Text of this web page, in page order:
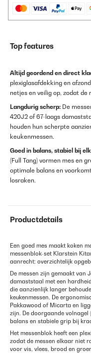
Top features
Altijd geordend en direct
plexiglasafdekking en
netjes en veilig op, zodat
Langdurig scherp: De
420J2 of 67-laags
houden hun scherpte
keukenmessen.
Goed in balans, stabiel bij
(Full Tang) vormen mes en
optimale balans en
losraken.
Productdetails
Een goed mes maakt koken
messenblok-set Klarstein
aanrecht: overzichtelijk
De messen zijn gemaakt
damaststaal met een
die aanzienlijk langer
keukenmessen. De
Pakkawood of Micarta en
zijn. De doorgaande volnagel
balans en stabiele grip bij
Het messenblok heeft een
zodat de messen elkaar niet
voor vis, vlees, brood en